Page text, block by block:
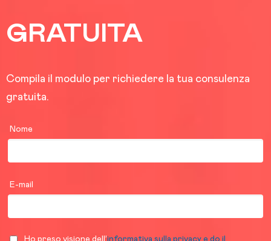
GRATUITA
Compila il modulo per richiedere la tua consulenza
gratuita.
Nome
E-mail
Ho preso visione dell’informativa sulla privacy e do il